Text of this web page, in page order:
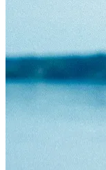
Montag, 31.